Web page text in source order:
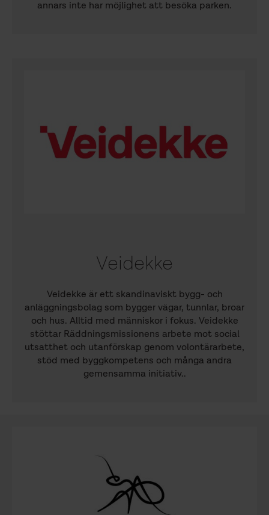
annars inte har möjlighet att besöka parken.
Veidekke
Veidekke är ett skandinaviskt bygg- och
anläggningsbolag som bygger vägar, tunnlar, broar
och hus. Alltid med människor i fokus. Veidekke
stöttar Räddningsmissionens arbete mot social
utsatthet och utanförskap genom volontärarbete,
stöd med byggkompetens och många andra
gemensamma initiativ..